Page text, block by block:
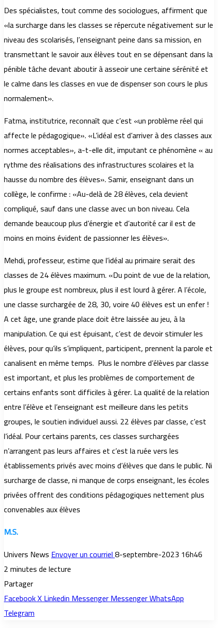
Des spécialistes, tout comme des sociologues, affirment que
«la surcharge dans les classes se répercute négativement sur le
niveau des scolarisés, l’enseignant peine dans sa mission, en
transmettant le savoir aux élèves tout en se dépensant dans la
pénible tâche devant aboutir à asseoir une certaine sérénité et
le calme dans les classes en vue de dispenser son cours le plus
normalement».
Fatma, institutrice, reconnaît que c’est «un problème réel qui
affecte le pédagogique». «L’idéal est d’arriver à des classes aux
normes acceptables», a-t-elle dit, imputant ce phénomène « au
rythme des réalisations des infrastructures scolaires et la
hausse du nombre des élèves». Samir, enseignant dans un
collège, le confirme : «Au-delà de 28 élèves, cela devient
compliqué, sauf dans une classe avec un bon niveau. Cela
demande beaucoup plus d’énergie et d’autorité car il est de
moins en moins évident de passionner les élèves».
Mehdi, professeur, estime que l’idéal au primaire serait des
classes de 24 élèves maximum. «Du point de vue de la relation,
plus le groupe est nombreux, plus il est lourd à gérer. A l’école,
une classe surchargée de 28, 30, voire 40 élèves est un enfer !
A cet âge, une grande place doit être laissée au jeu, à la
manipulation. Ce qui est épuisant, c’est de devoir stimuler les
élèves, pour qu’ils s’impliquent, participent, prennent la parole et
canalisent en même temps. Plus le nombre d’élèves par classe
est important, et plus les problèmes de comportement de
certains enfants sont difficiles à gérer. La qualité de la relation
entre l’élève et l’enseignant est meilleure dans les petits
groupes, le soutien individuel aussi. 22 élèves par classe, c’est
l’idéal. Pour certains parents, ces classes surchargées
n’arrangent pas leurs affaires et c’est la ruée vers les
établissements privés avec moins d’élèves que dans le public. Ni
surcharge de classe, ni manque de corps enseignant, les écoles
privées offrent des conditions pédagogiques nettement plus
convenables aux élèves
M.S.
Univers NewsEnvoyer un courriel8-septembre-2023 16h46
2 minutes de lecture
Partager
FacebookXLinkedinMessengerMessengerWhatsApp
Telegram